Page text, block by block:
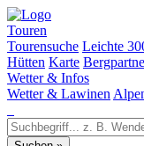
Touren
Tourensuche Leichte
Hütten Karte
Wetter & Infos
Wetter & Lawinen